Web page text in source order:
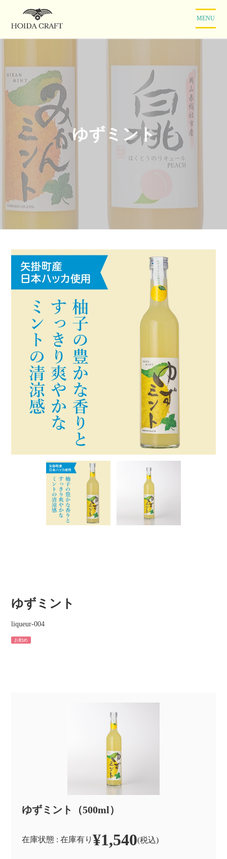
ン
に
ス
キ
MENU
ゆずミント
ゆずミント
liqueur-004
お勧め
ゆずミント（500ml）
在庫状態 : 在庫有り ¥1,540(税込)